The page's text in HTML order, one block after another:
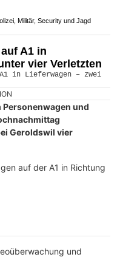
Militär, Security und Jagd
A1 in
vier Verletzten
und
Geroldswil vier
auf der A1 in Richtung